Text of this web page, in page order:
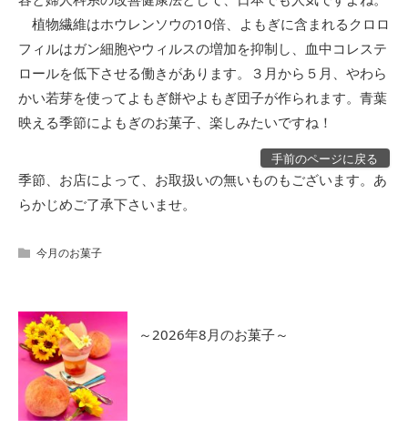
植物繊維はホウレンソウの10倍、よもぎに含まれるクロロ
フィルはガン細胞やウィルスの増加を抑制し、血中コレステ
ロールを低下させる働きがあります。３月から５月、やわら
かい若芽を使ってよもぎ餅やよもぎ団子が作られます。青葉
映える季節によもぎのお菓子、楽しみたいですね！
手前のページに戻る
季節、お店によって、お取扱いの無いものもございます。あ
らかじめご了承下さいませ。
今月のお菓子
～2026年8月のお菓子～